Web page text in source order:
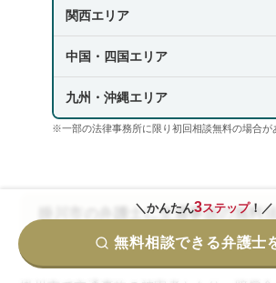
関西エリア
中国・四国エリア
九州・沖縄エリア
※一部の法律事務所に限り初回相談無料の場合が
掛川市の弁護士に交通事故の無料
＼かんたん3ステップ！／
無料相談できる弁護士